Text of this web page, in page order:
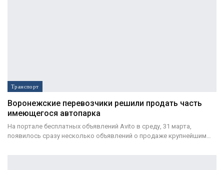
Транспорт
Воронежские перевозчики решили продать часть
имеющегося автопарка
На портале бесплатных объявлений Avito в среду, 31 марта,
появилось сразу несколько объявлений о продаже крупнейшим…